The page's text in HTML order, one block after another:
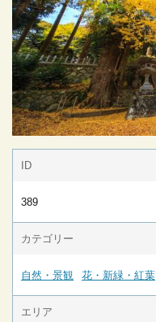
ID
389
カテゴリー
自然・景観 花・新緑・紅葉
エリア